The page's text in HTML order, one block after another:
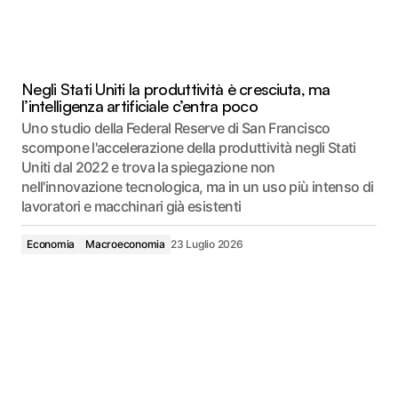
Negli Stati Uniti la produttività è cresciuta, ma
l’intelligenza artificiale c’entra poco
Uno studio della Federal Reserve di San Francisco
scompone l'accelerazione della produttività negli Stati
Uniti dal 2022 e trova la spiegazione non
nell'innovazione tecnologica, ma in un uso più intenso di
lavoratori e macchinari già esistenti
Economia Macroeconomia 23 Luglio 2026